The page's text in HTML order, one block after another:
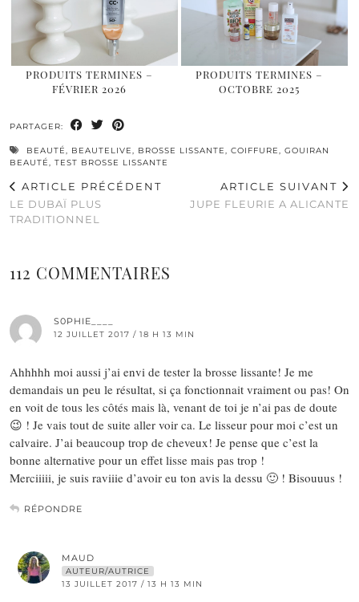
PRODUITS TERMINES –
FÉVRIER 2026
PRODUITS TERMINES –
OCTOBRE 2025
PARTAGER:
BEAUTÉ, BEAUTELIVE, BROSSE LISSANTE, COIFFURE, GOUIRAN
BEAUTÉ, TEST BROSSE LISSANTE
ARTICLE PRÉCÉDENT
LE DUBAÏ PLUS
TRADITIONNEL
ARTICLE SUIVANT
JUPE FLEURIE A ALICANTE
112 COMMENTAIRES
S0PHIE____
12 JUILLET 2017 / 18 H 13 MIN
Ahhhhh moi aussi j’ai envi de tester la brosse lissante! Je me
demandais un peu le résultat, si ça fonctionnait vraiment ou pas! On
en voit de tous les côtés mais là, venant de toi je n’ai pas de doute
😉 ! Je vais tout de suite aller voir ca. Le lisseur pour moi c’est un
calvaire. J’ai beaucoup trop de cheveux! Je pense que c’est la
bonne alternative pour un effet lisse mais pas trop !
Merciiiii, je suis raviiie d’avoir eu ton avis la dessu 🙂 ! Bisouuus !
RÉPONDRE
MAUD
AUTEUR/AUTRICE
13 JUILLET 2017 / 13 H 13 MIN